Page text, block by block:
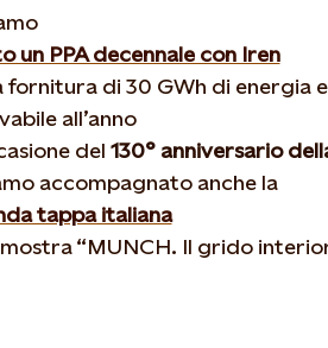
un PPA decennale con Iren
fornitura di 30 GWh di energia
all’anno
del 130° anniversario
accompagnato anche la
tappa italiana
“MUNCH. Il grido